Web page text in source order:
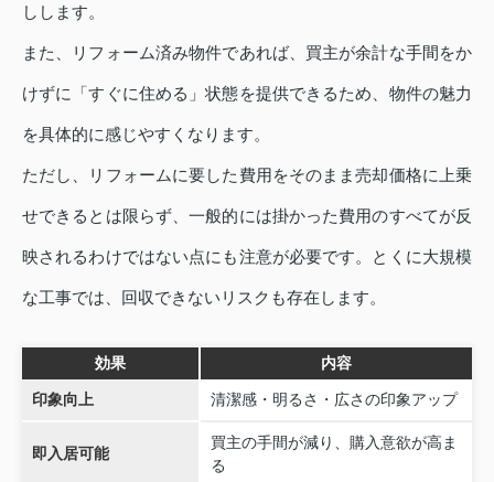
しします。
また、リフォーム済み物件であれば、買主が余計な手間をか
けずに「すぐに住める」状態を提供できるため、物件の魅力
を具体的に感じやすくなります。
ただし、リフォームに要した費用をそのまま売却価格に上乗
せできるとは限らず、一般的には掛かった費用のすべてが反
映されるわけではない点にも注意が必要です。とくに大規模
な工事では、回収できないリスクも存在します。
効果 内容
印象向上 清潔感・明るさ・広さの印象アップ
即入居可能
買主の手間が減り、購入意欲が高ま
る